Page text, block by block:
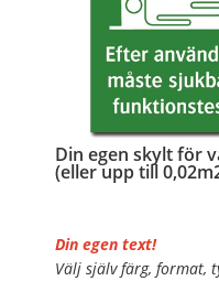
Din egen skylt för
(eller upp till
Din egen text!
Välj själv färg, format,